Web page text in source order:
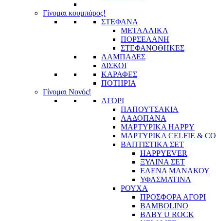
Γίνομαι κουμπάρος!
ΣΤΕΦΑΝΑ
ΜΕΤΑΛΛΙΚΑ
ΠΟΡΣΕΛΑΝΗ
ΣΤΕΦΑΝΟΘΗΚΕΣ
ΛΑΜΠΑΔΕΣ
ΔΙΣΚΟΙ
ΚΑΡΑΦΕΣ
ΠΟΤΗΡΙΑ
Γίνομαι Νονός!
ΑΓΟΡΙ
ΠΑΠΟΥΤΣΑΚΙΑ
ΛΑΔΟΠΑΝΑ
ΜΑΡΤΥΡΙΚΑ HAPPY
ΜΑΡΤΥΡΙΚΑ CELFIE & CO
ΒΑΠΤΙΣΤΙΚΑ ΣΕΤ
HAPPYEVER
ΞΥΛΙΝΑ ΣΕΤ
ΕΛΕΝΑ ΜΑΝΑΚΟΥ
ΥΦΑΣΜΑΤΙΝΑ
ΡΟΥΧΑ
ΠΡΟΣΦΟΡΑ ΑΓΟΡΙ
BAMBOLINO
BABY U ROCK